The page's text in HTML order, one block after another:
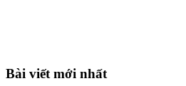
Bài viết mới nhất